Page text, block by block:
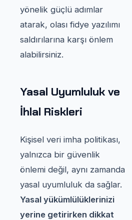
yönelik güçlü adımlar
atarak, olası fidye yazılımı
saldırılarına karşı önlem
alabilirsiniz.
Yasal Uyumluluk ve
İhlal Riskleri
Kişisel veri imha politikası,
yalnızca bir güvenlik
önlemi değil, aynı zamanda
yasal uyumluluk da sağlar.
Yasal yükümlülüklerinizi
yerine getirirken dikkat